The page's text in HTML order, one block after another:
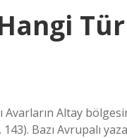
Avarların Altay
Bazı Avrupalı